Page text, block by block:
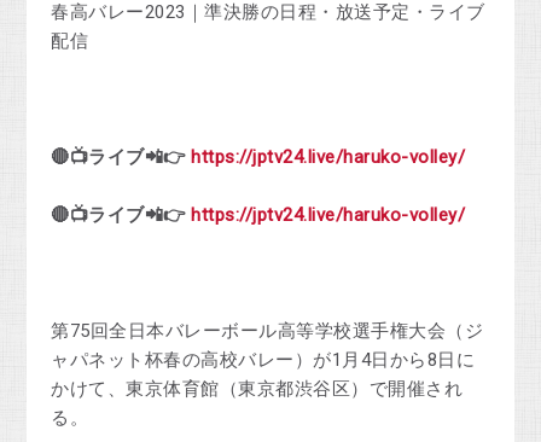
春高バレー2023｜準決勝の日程・放送予定・ライブ
配信
🔴📺ライブ📲👉 https://jptv24.live/haruko-volley/
🔴📺ライブ📲👉 https://jptv24.live/haruko-volley/
第75回全日本バレーボール高等学校選手権大会（ジ
ャパネット杯春の高校バレー）が1月4日から8日に
かけて、東京体育館（東京都渋谷区）で開催され
る。